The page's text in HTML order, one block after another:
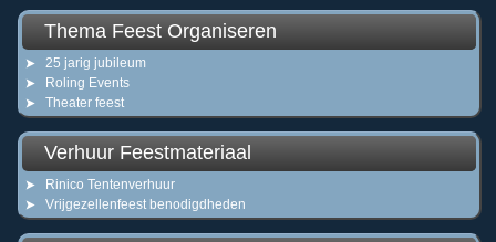
Thema Feest Organiseren
25 jarig jubileum
Roling Events
Theater feest
Verhuur Feestmateriaal
Rinico Tentenverhuur
Vrijgezellenfeest benodigdheden